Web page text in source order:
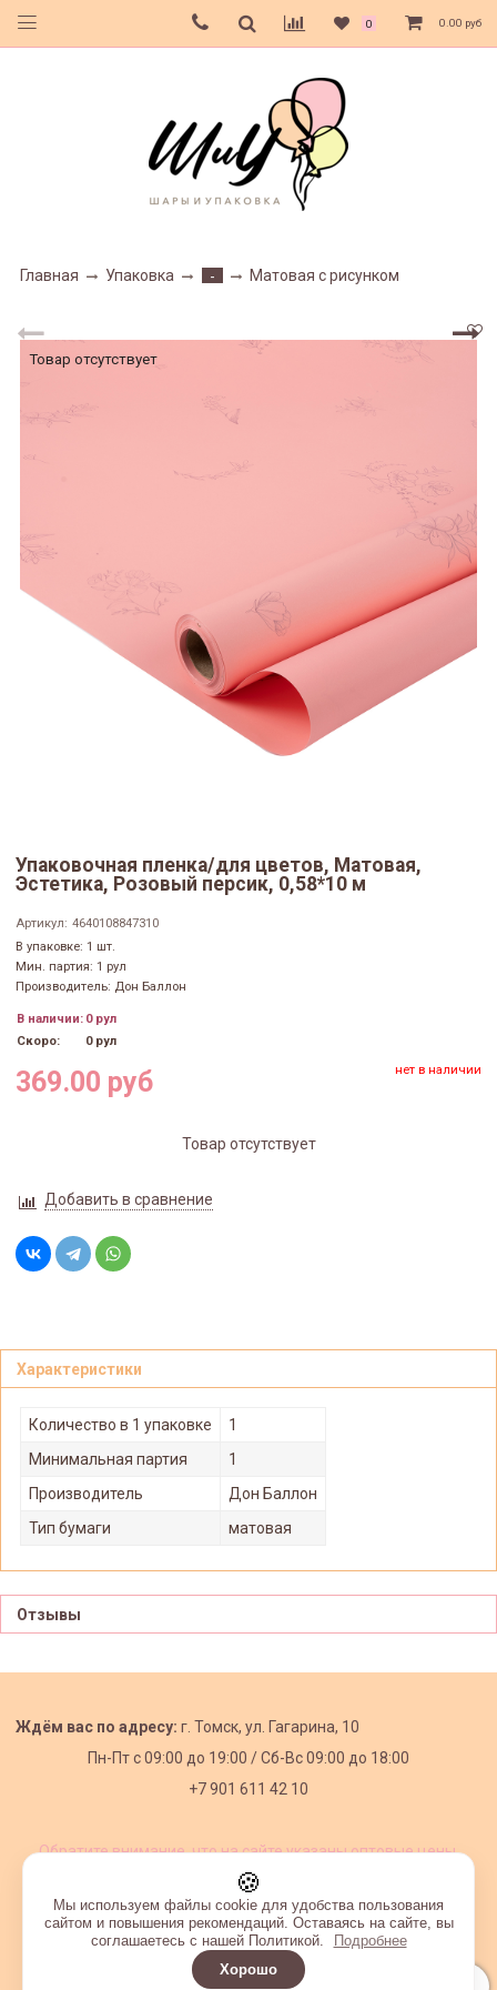
0 0.00 руб
Главная Упаковка - Матовая с рисунком
Товар отсутствует
Упаковочная пленка/для цветов, Матовая,
Эстетика, Розовый персик, 0,58*10 м
Артикул: 4640108847310
В упаковке: 1 шт.
Мин. партия: 1 рул
Производитель: Дон Баллон
В наличии: 0 рул
Скоро:
0 рул
369.00 руб нет в наличии
Товар отсутствует
Добавить в сравнение
Характеристики
Количество в 1 упаковке
1
Минимальная партия
1
Производитель
Дон Баллон
Тип бумаги
матовая
Отзывы
Ждём вас по адресу: г. Томск, ул. Гагарина, 10
Пн-Пт с09:00 до 19:00 /Сб-Вс 09:00 до 18:00
+7 901 611 42 10
Обратите внимание, что на сайте указаны оптовые цены,
🍪
Мы используем файлы cookie для удобства пользования
сайтом и повышения рекомендаций. Оставаясь на сайте, вы
соглашаетесь с нашей Политикой.
Подробнее
Хорошо